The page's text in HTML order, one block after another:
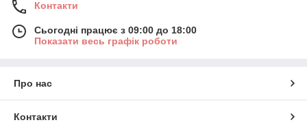
Контакти
Сьогодні працює з 09:00 до 18:00
Показати весь графік роботи
Про нас
Контакти